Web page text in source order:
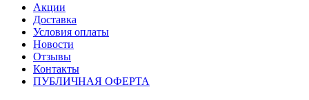
Акции
Доставка
Условия оплаты
Новости
Отзывы
Контакты
ПУБЛИЧНАЯ ОФЕРТА